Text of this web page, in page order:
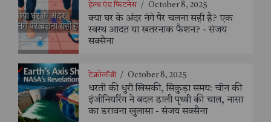
हेल्थ एंड फिटनेस / October 8, 2025
क्या घर के अंदर नंगे पैर चलना सही है? एक
स्वस्थ आदत या खतरनाक फैशन? - संजय
सक्सैना
टेक्नोलॉजी / October 8, 2025
धरती की धुरी खिसकी, सिकुड़ा समय: चीन की
इंजीनियरिंग ने बदल डाली पृथ्वी की चाल, नासा
का डरावना खुलासा - संजय सक्सैना